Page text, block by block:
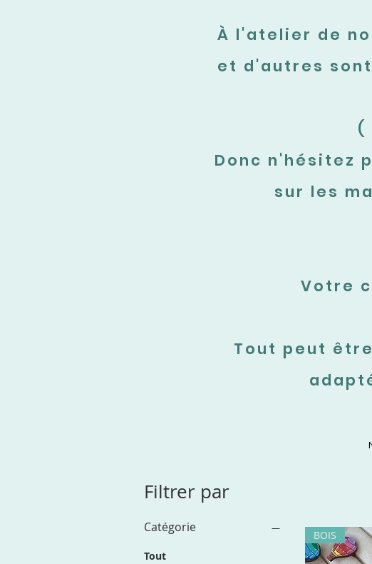
À l'atelier de
et d'autres
(
Donc n'hésitez
sur les
Votre
Tout peut
Filtrer par
Catégorie
Tout
BOIS